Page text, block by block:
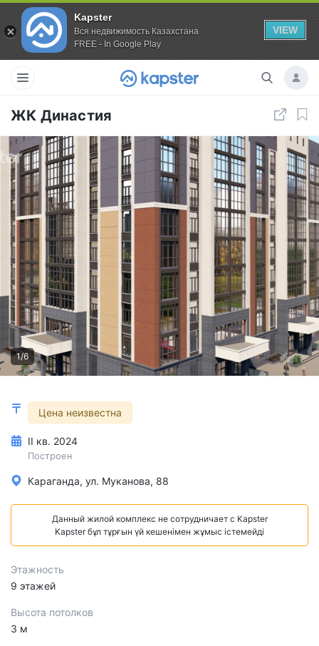
Kapster
Вся недвижимость Казахстана
FREE - In Google Play
VIEW
ЖК Династия
1/6
Цена неизвестна
II кв. 2024
Построен
Караганда, ул. Муканова, 88
Данный жилой комплекс не сотрудничает с Kapster
Kapster бұл тұрғын үй кешенімен жұмыс істемейді
Этажность
9 этажей
Высота потолков
3 м